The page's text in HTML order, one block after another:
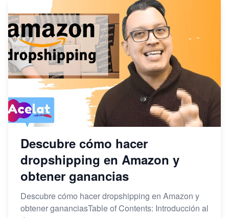
Descubre cómo hacer
dropshipping en Amazon y
obtener ganancias
Descubre cómo hacer dropshipping en Amazon y
obtener gananciasTable of Contents: Introducción al